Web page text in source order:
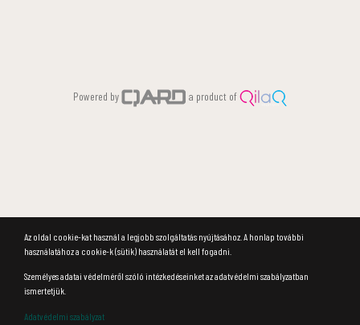
Powered by a product of
Az oldal cookie-kat használ a legjobb szolgáltatás nyújtásához. A honlap további
használatához a cookie-k (sütik) használatát el kell fogadni.
Személyes adatai védelméről szóló intézkedéseinket az adatvédelmi szabályzatban
ismertetjük.
Adatvédelmi szabályzat